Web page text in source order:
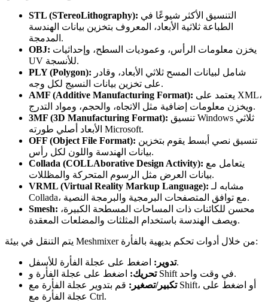
STL (STereoLithography):
الطباعة ثلاثية الأبعاد، المعروف بتخزين بيانات الهندسة
المدمجة.
OBJ:
UV للأنسجة.
PLY (Polygon):
على تخزين بيانات النسيج لكل وجه.
AMF (Additive Manufacturing Format):
ويخزن معلومات إضافية مثل الاتجاه، والحجم، ومواد التدرج.
3MF (3D Manufacturing Format):
الأبعاد أصلي طورته Microsoft.
OFF (Object File Format):
بيانات الهندسة واللون لكل رأس.
Collada (COLLAborative Design Activity):
بيانات العرض مثل الرسوم المتحركة والمظللات.
VRML (Virtual Reality Markup Language):
Collada، مع توافق المتصفحات البرمجية والبرمجة النصية.
Smesh:
ويصف الهندسة باستخدام المثلثات والمضلعات المعقدة.
يتم التنقل في بيئة Meshmixer من خلال أدوات تحكم بديهية بالفأرة:
تدوير:اضغط على عجلة الفأرة للأسفل.
تحريك:
اضغط على عجلة الفأرة و Shift في وقت واحد.
تكبير/تصغير: قم بتدوير عجلة الفأرة مع Shift، أو اضغط على
عجلة الفأرة مع Ctrl.